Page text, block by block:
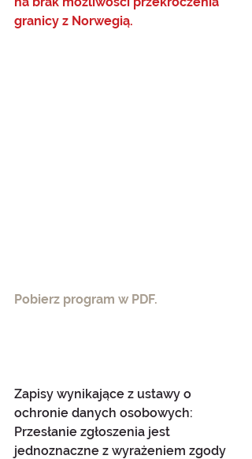
granicy z Norwegią.
Pobierz program w PDF.
Zapisy wynikające z ustawy o
ochronie danych osobowych:
Przesłanie zgłoszenia jest
jednoznaczne z wyrażeniem zgody